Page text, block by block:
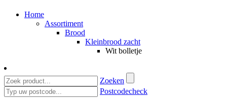
Home
Assortiment
Brood
Kleinbrood zacht
Wit bolletje
Zoeken
Postcodecheck